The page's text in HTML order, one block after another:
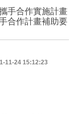
手合作實施計畫
合作計畫補助要
11-24 15:12:23